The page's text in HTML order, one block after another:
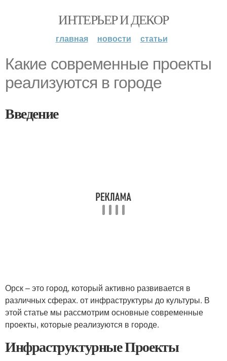
ИНТЕРЬЕР И ДЕКОР
главная новости статьи
Какие современные проекты
реализуются в городе
Введение
Орск – это город, который активно развивается в
различных сферах. от инфраструктуры до культуры. В
этой статье мы рассмотрим основные современные
проекты, которые реализуются в городе.
Инфраструктурные Проекты